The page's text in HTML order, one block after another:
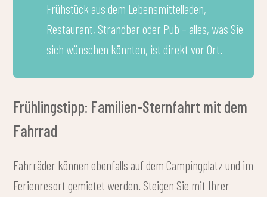
Frühstück aus dem Lebensmittelladen,
Restaurant, Strandbar oder Pub – alles, was Sie
sich wünschen könnten, ist direkt vor Ort.
Frühlingstipp: Familien-Sternfahrt mit dem
Fahrrad
Fahrräder können ebenfalls auf dem Campingplatz und im
Ferienresort gemietet werden. Steigen Sie mit Ihrer